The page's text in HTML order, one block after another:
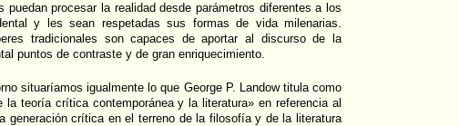
puedan procesar la realidad desde parámetros diferentes a los
y les sean respetadas sus formas de vida milenarias.
tradicionales son capaces de aportar al discurso de la
puntos de contraste y de gran enriquecimiento.
situaríamos igualmente lo que George P. Landow titula como
la teoría crítica contemporánea y la literatura» en referencia al
generación crítica en el terreno de la filosofía y de la literatura